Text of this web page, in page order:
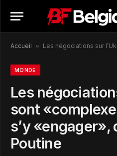
Accueil » Les négociations sur l’Ukraine sont
MONDE
Les
sont
s’y «engager»,
Poutine